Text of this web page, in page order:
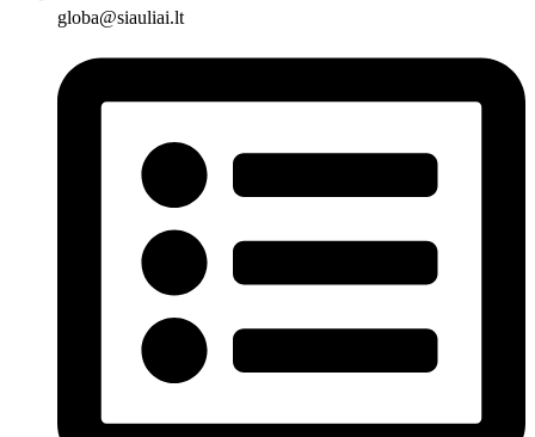
globa@siauliai.lt